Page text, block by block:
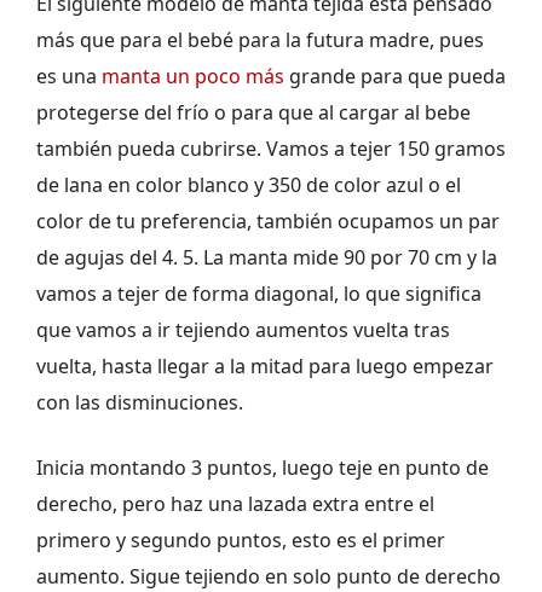
más que para el bebé para la futura madre, pues
es una manta un poco más grande para que pueda
protegerse del frío o para que al cargar al bebe
también pueda cubrirse. Vamos a tejer 150 gramos
de lana en color blanco y 350 de color azul o el
color de tu preferencia, también ocupamos un par
de agujas del 4. 5. La manta mide 90 por 70 cm y la
vamos a tejer de forma diagonal, lo que significa
que vamos a ir tejiendo aumentos vuelta tras
vuelta, hasta llegar a la mitad para luego empezar
con las disminuciones.
Inicia montando 3 puntos, luego teje en punto de
derecho, pero haz una lazada extra entre el
primero y segundo puntos, esto es el primer
aumento. Sigue tejiendo en solo punto de derecho